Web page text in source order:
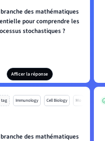
des mathématiques
pour comprendre les
stochastiques ?
Afficer la réponse
tag Immunology Cell Biology Mo
des mathématiques